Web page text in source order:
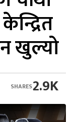
खुल्यो
2.9K
SHARES